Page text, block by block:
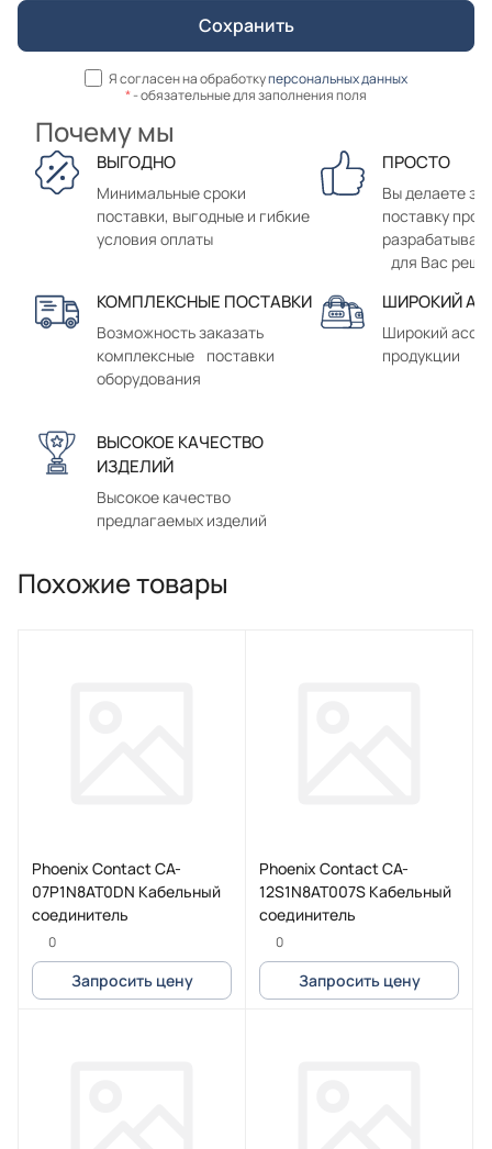
Я согласен на обработкуперсональных данных
*- обязательные для заполнения поля
Почему мы
ВЫГОДНО
Минимальные сроки
поставки, выгодные и гибкие
условия оплаты
ПРОСТО
Вы делаете
поставку
для Вас
КОМПЛЕКСНЫЕ ПОСТАВКИ
Возможность заказать
комплексные поставки
оборудования
ШИРОКИЙ
Широкий
продукции
ВЫСОКОЕ КАЧЕСТВО
ИЗДЕЛИЙ
Высокое качество
предлагаемых изделий
Похожие товары
Phoenix Contact CA-
07P1N8AT0DN Кабельный
соединитель
0
Запросить цену
Phoenix Contact CA-
12S1N8AT007S Кабельный
соединитель
0
Запросить цену